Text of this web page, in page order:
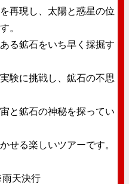
再現し、太陽と惑星の位
。
る鉱石をいち早く採掘す
験に挑戦し、鉱石の不思
と鉱石の神秘を探ってい
せる楽しいツアーです。
天決行